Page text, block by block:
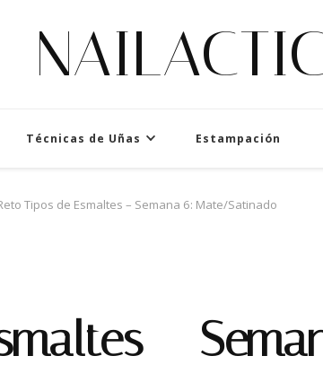
Técnicas de Uñas Estampación
Tipos de Esmaltes – Semana 6: Mate/Satinado
–